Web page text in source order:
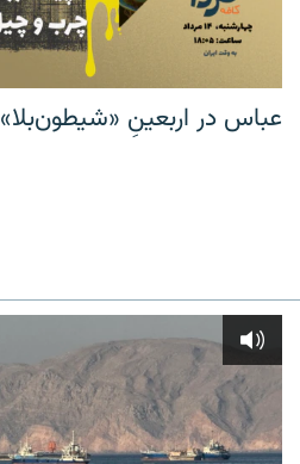
عباس در اربعینِ «شیطون‌بلا»